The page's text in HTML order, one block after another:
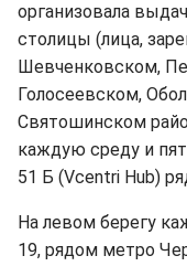
организовала
столицы (лица,
Шевченковском,
Голосеевском,
Святошинском
каждую среду и
51 Б (Vcentri Hub)
На левом берегу
19, рядом метро